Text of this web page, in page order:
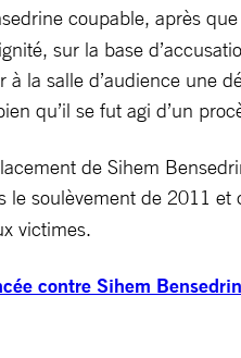
coupable, après
sur la base
la salle d’audience une
qu’il se fut agi d’un
de Sihem
le soulèvement de 2011 et
victimes.
contre Sihem